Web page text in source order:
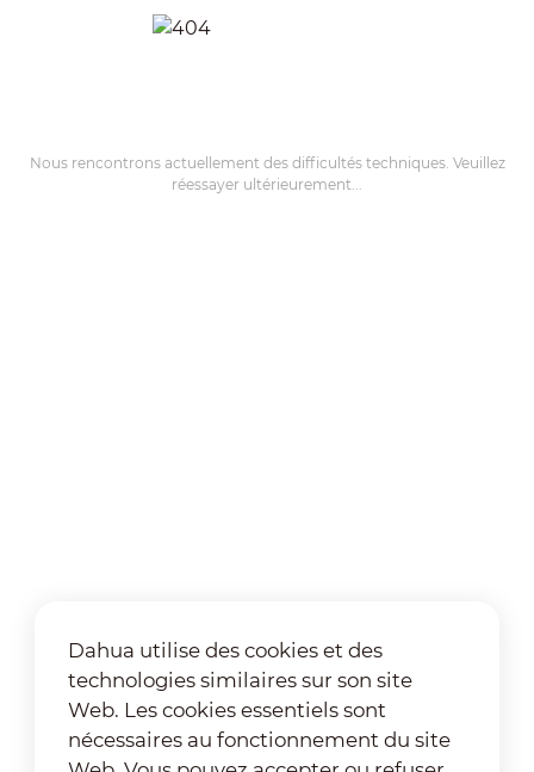
Nous rencontrons actuellement des difficultés techniques. Veuillez
réessayer ultérieurement...
Dahua utilise des cookies et des
technologies similaires sur son site
Web. Les cookies essentiels sont
nécessaires au fonctionnement du site